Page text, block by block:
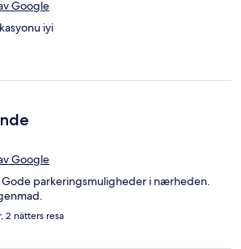
Google
iyi
Google
Gode parkeringsmuligheder i nærheden.
2 nätters resa